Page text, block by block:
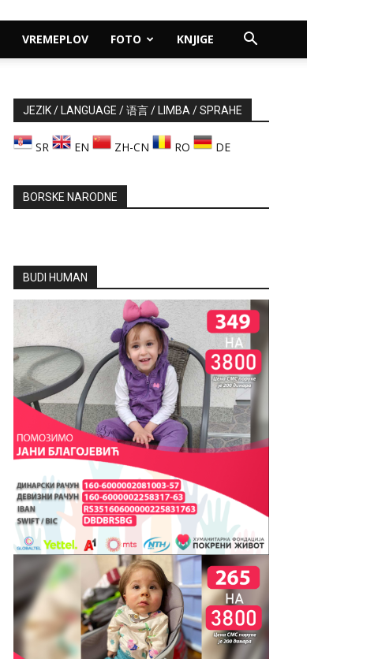
VREMEPLOV FOTO KNJIGE
JEZIK / LANGUAGE / 语言 / LIMBA / SPRAHE
SR EN ZH-CN RO DE
BORSKE NARODNE
BUDI HUMAN